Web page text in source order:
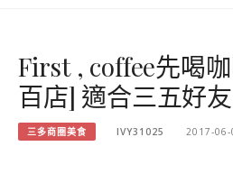
First , coffee先喝
百店] 適合三五好
三多商圈美食 IVY31025 2017-06-